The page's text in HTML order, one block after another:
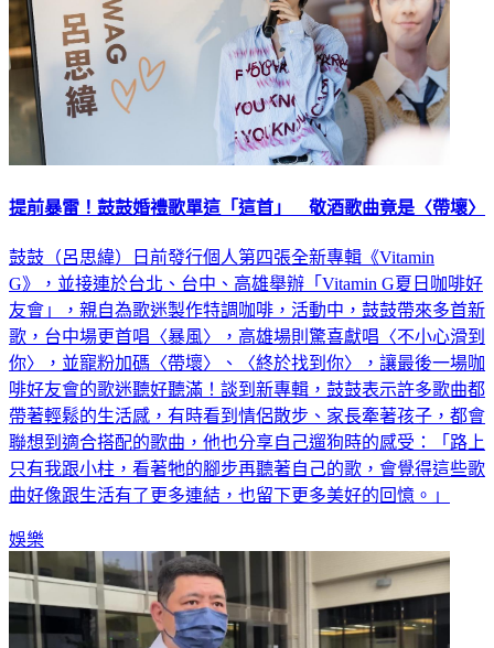
鼓鼓（呂思緯）日前發行個人第四張全新專輯《Vitamin
G》，並接連於台北、台中、高雄舉辦「Vitamin G夏日咖啡好
友會」，親自為歌迷製作特調咖啡，活動中，鼓鼓帶來多首新
歌，台中場更首唱〈暴風〉，高雄場則驚喜獻唱〈不小心滑到
你〉，並寵粉加碼〈帶壞〉、〈終於找到你〉，讓最後一場咖
啡好友會的歌迷聽好聽滿！談到新專輯，鼓鼓表示許多歌曲都
帶著輕鬆的生活感，有時看到情侶散步、家長牽著孩子，都會
聯想到適合搭配的歌曲，他也分享自己遛狗時的感受：「路上
只有我跟小柱，看著牠的腳步再聽著自己的歌，會覺得這些歌
娛樂